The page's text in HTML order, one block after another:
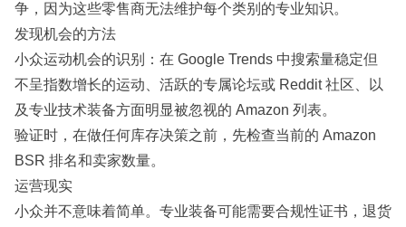
争，因为这些零售商无法维护每个类别的专业知识。
发现机会的方法
小众运动机会的识别：在 Google Trends 中搜索量稳定但
不呈指数增长的运动、活跃的专属论坛或 Reddit 社区、以
及专业技术装备方面明显被忽视的 Amazon 列表。
验证时，在做任何库存决策之前，先检查当前的 Amazon
BSR 排名和卖家数量。
运营现实
小众并不意味着简单。专业装备可能需要合规性证书，退货